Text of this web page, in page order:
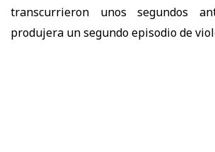
transcurrieron unos segundos
produjera un segundo episodio de